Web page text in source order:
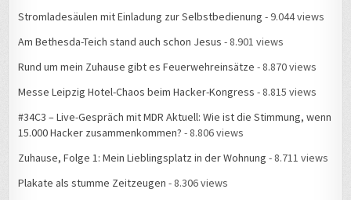
Stromladesäulen mit Einladung zur Selbstbedienung - 9.044 views
Am Bethesda-Teich stand auch schon Jesus - 8.901 views
Rund um mein Zuhause gibt es Feuerwehreinsätze - 8.870 views
Messe Leipzig Hotel-Chaos beim Hacker-Kongress - 8.815 views
#34C3 – Live-Gespräch mit MDR Aktuell: Wie ist die Stimmung, wenn
15.000 Hacker zusammenkommen? - 8.806 views
Zuhause, Folge 1: Mein Lieblingsplatz in der Wohnung - 8.711 views
Plakate als stumme Zeitzeugen - 8.306 views